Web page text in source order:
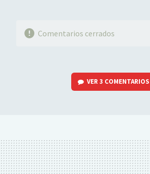
Comentarios cerrados
VER3 COMENTARIOS